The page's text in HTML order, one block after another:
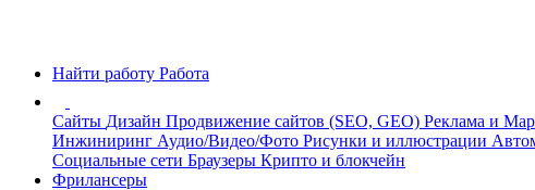
Найти работу Работа
Сайты Дизайн Продвижение сайтов (SEO, GEO) Реклама и
Инжиниринг Аудио/Видео/Фото Рисунки и иллюстрации
Социальные сети Браузеры Крипто и блокчейн
Фрилансеры